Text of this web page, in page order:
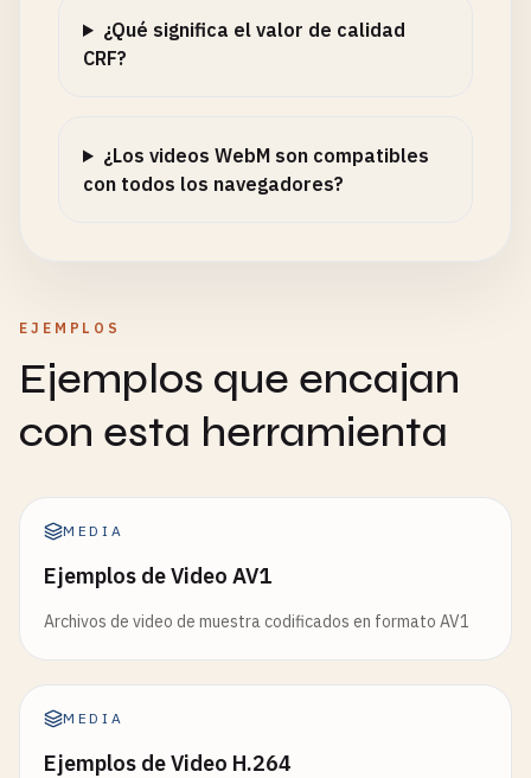
¿Qué significa el valor de calidad
CRF?
¿Los videos WebM son compatibles
con todos los navegadores?
EJEMPLOS
Ejemplos que encajan
con esta herramienta
MEDIA
Ejemplos de Video AV1
Archivos de video de muestra codificados en formato AV1
MEDIA
Ejemplos de Video H.264